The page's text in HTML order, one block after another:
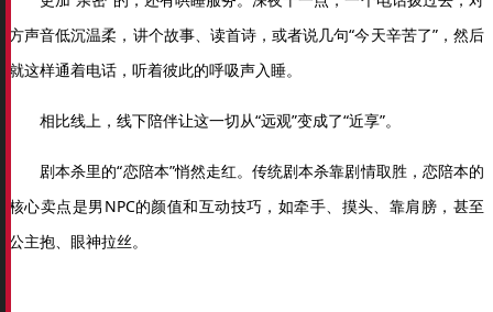
方声音低沉温柔，讲个故事、读首诗，或者说几句“今天辛苦了”，然后
就这样通着电话，听着彼此的呼吸声入睡。
相比线上，线下陪伴让这一切从“远观”变成了“近享”。
剧本杀里的“恋陪本”悄然走红。传统剧本杀靠剧情取胜，恋陪本的
核心卖点是男NPC的颜值和互动技巧，如牵手、摸头、靠肩膀，甚至
公主抱、眼神拉丝。